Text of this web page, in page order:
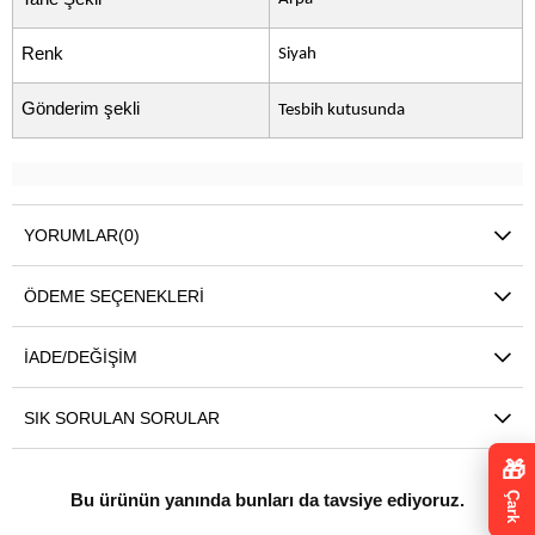
Renk Siyah
Gönderim şekli Tesbih kutusunda
YORUMLAR(0)
ÖDEME SEÇENEKLERI
İADE/DEĞIŞIM
SIK SORULAN SORULAR
Bu ürünün yanında bunları da tavsiye ediyoruz.
🎁
Çark